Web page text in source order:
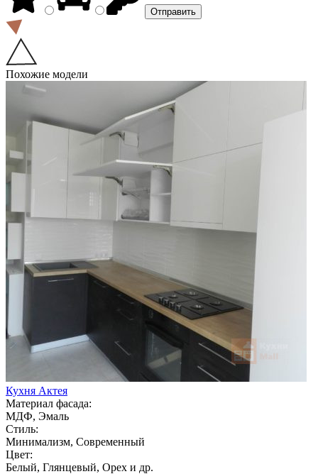
Похожие модели
Кухня Актея
Материал фасада:
МДФ, Эмаль
Стиль:
Минимализм, Современный
Цвет:
Белый, Глянцевый, Орех и др.